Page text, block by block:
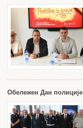
едукацију, менторски...
Обележен Дан полиције